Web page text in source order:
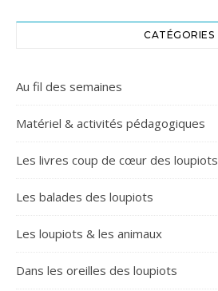
CATÉGORIES
Au fil des semaines
Matériel & activités pédagogiques
Les livres coup de cœur des loupiots
Les balades des loupiots
Les loupiots & les animaux
Dans les oreilles des loupiots